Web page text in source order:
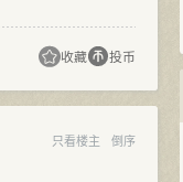
收藏 投币
只看楼主 倒序